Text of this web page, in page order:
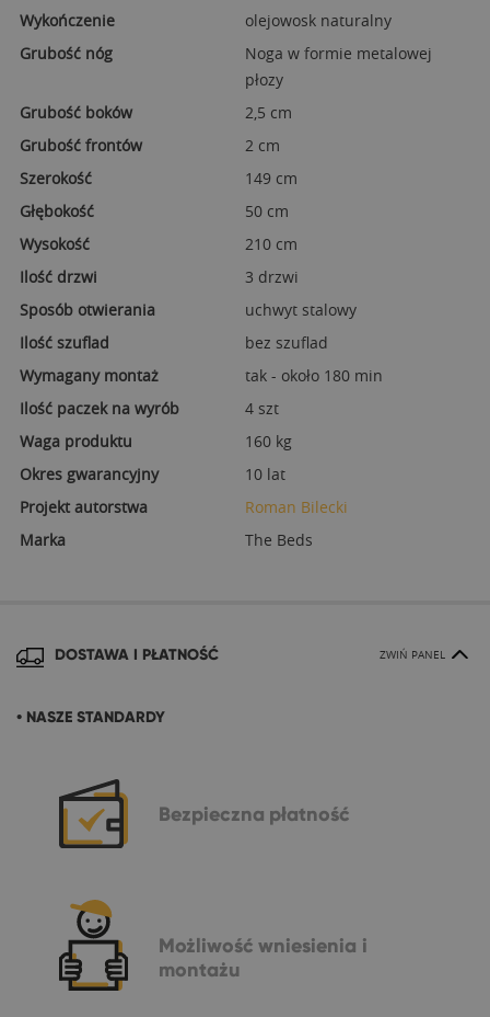
Wykończenie
olejowosk naturalny
Grubość nóg
Noga w formie metalowej
płozy
Grubość boków
2,5 cm
Grubość frontów
2 cm
Szerokość
149 cm
Głębokość
50 cm
Wysokość
210 cm
Ilość drzwi
3 drzwi
Sposób otwierania
uchwyt stalowy
Ilość szuflad
bez szuflad
Wymagany montaż
tak - około 180 min
Ilość paczek na wyrób
4 szt
Waga produktu
160 kg
Okres gwarancyjny
10 lat
Projekt autorstwa
Roman Bilecki
Marka
The Beds
DOSTAWA I PŁATNOŚĆ ZWIŃ PANEL
• NASZE STANDARDY
Bezpieczna płatność
Możliwość wniesienia i
montażu